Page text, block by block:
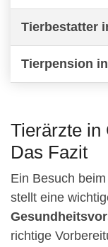
Tierbestatter
Tierpension
Tierärzte in
Das Fazit
Ein Besuch beim
stellt eine
richtige